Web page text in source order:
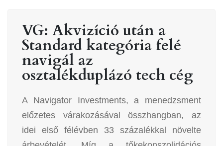
VG: Akvizíció után a
Standard kategória felé
navigál az
osztalékduplázó tech cég
A Navigator Investments, a menedzsment
előzetes várakozásával összhangban, az
idei első félévben 33 százalékkal növelte